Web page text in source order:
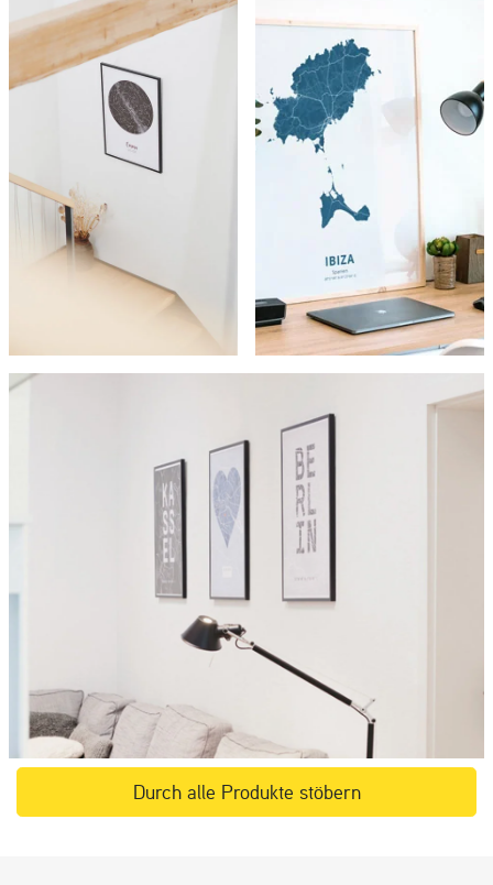
Durch alle Produkte stöbern